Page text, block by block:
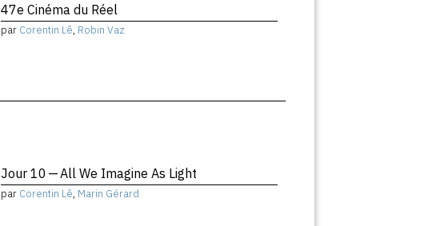
47e Cinéma du Réel
par Corentin Lê, Robin Vaz
Jour 10 — All We Imagine As Light
par Corentin Lê, Marin Gérard